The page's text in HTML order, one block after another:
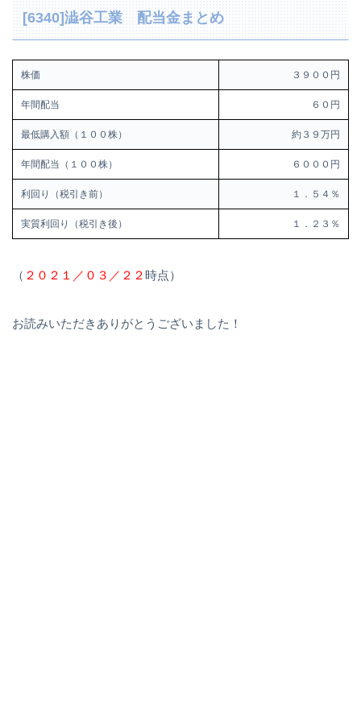
[6340]澁谷工業 配当金まとめ
株価 ３９００円
年間配当 ６０円
最低購入額（１００株） 約３９万円
年間配当（１００株） ６０００円
利回り（税引き前） １．５４％
実質利回り（税引き後） １．２３％
（ ２０２１／０３／２２時点）
お読みいただきありがとうございました！